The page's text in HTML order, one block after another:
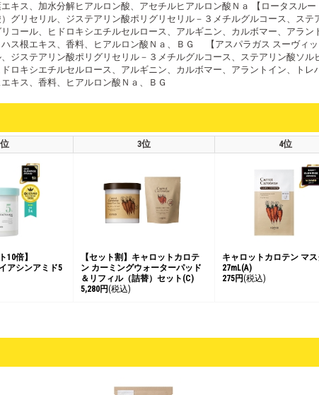
キス、加水分解ヒアルロン酸、アセチルヒアルロン酸Ｎａ 【ロータスル
グリセリル、ジステアリン酸ポリグリセリル－３メチルグルコース、ス
コール、ヒドロキシエチルセルロース、アルギニン、カルボマー、アラン
ス根エキス、香料、ヒアルロン酸Ｎａ、ＢＧ 【アスパラガス スーヴィッ
ジステアリン酸ポリグリセリル－３メチルグルコース、ステアリン酸ソ
ロキシエチルセルロース、アルギニン、カルボマー、アラントイン、ト
キス、香料、ヒアルロン酸Ｎａ、ＢＧ
3位 4位
10倍】
アシンアミド5
【セット割】キャロットカロテ
ン カーミングウォーターパッド
＆リフィル（詰替）セット(C)
5,280円(税込)
キャロットカロテン マス
27mL(A)
275円(税込)